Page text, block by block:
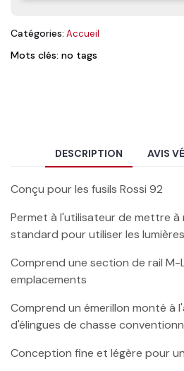
Catégories: Accueil
Mots clés: no tags
DESCRIPTION AVIS
Conçu pour les fusils Rossi 92
Permet à l'utilisateur de mettre à
standard pour utiliser les
Comprend une section de rail M-
emplacements
Comprend un émerillon monté à
d'élingues de chasse
Conception fine et légère pour